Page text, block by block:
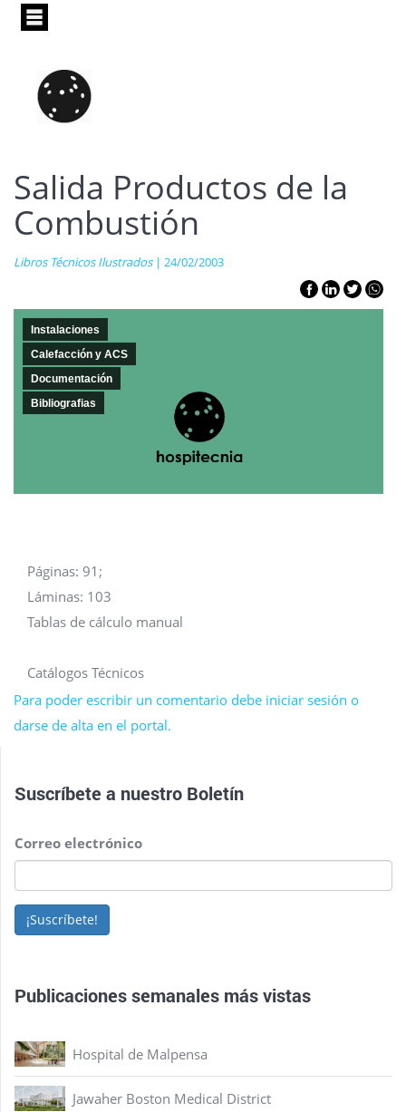
Pasar
principal
Salida Productos de la
Combustión
Libros Técnicos Ilustrados| 24/02/2003
Instalaciones
Calefacción y ACS
Documentación
Bibliografias
Páginas: 91;
Láminas: 103
Tablas de cálculo manual
Catálogos Técnicos
Para poder escribir un comentario debe iniciar sesión o
darse de alta en el portal.
Suscríbete a nuestro Boletín
Correo electrónico
¡Suscríbete!
Publicaciones semanales más vistas
Hospital de Malpensa
Jawaher Boston Medical District